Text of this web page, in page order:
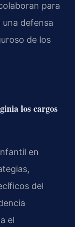
para
defensa
de los
los cargos
en
del
el